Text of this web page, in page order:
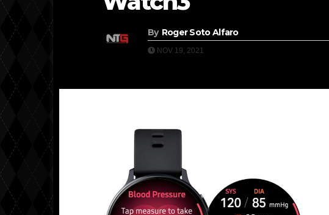
By Roger Soto Alfaro
NOV 19, 2021